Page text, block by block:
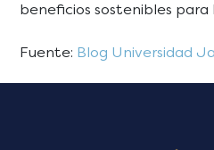
beneficios sostenibles para
Fuente: Blog Universidad